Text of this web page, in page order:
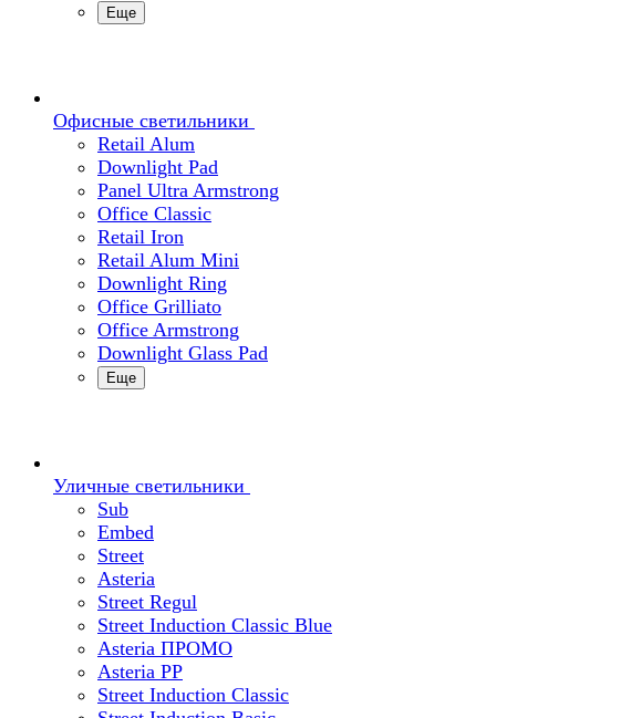
Еще
Офисные светильники
Retail Alum
Downlight Pad
Panel Ultra Armstrong
Office Classic
Retail Iron
Retail Alum Mini
Downlight Ring
Office Grilliato
Office Armstrong
Downlight Glass Pad
Еще
Уличные светильники
Sub
Embed
Street
Asteria
Street Regul
Street Induction Classic Blue
Asteria ПРОМО
Asteria PP
Street Induction Classic